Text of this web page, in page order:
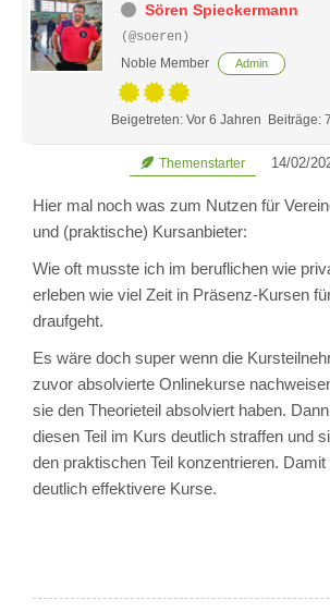
Sören Spieckermann
(@soeren)
Noble Member
Admin
Beigetreten: Vor 6 Jahren Beiträge:
Themenstarter 14/02/
Hier mal noch was zum Nutzen für
und (praktische) Kursanbieter:
Wie oft musste ich im beruflichen wie
erleben wie viel Zeit in Präsenz-Kursen
draufgeht.
Es wäre doch super wenn die
zuvor absolvierte Onlinekurse
sie den Theorieteil absolviert haben.
diesen Teil im Kurs deutlich straffen und
den praktischen Teil konzentrieren.
deutlich effektivere Kurse.